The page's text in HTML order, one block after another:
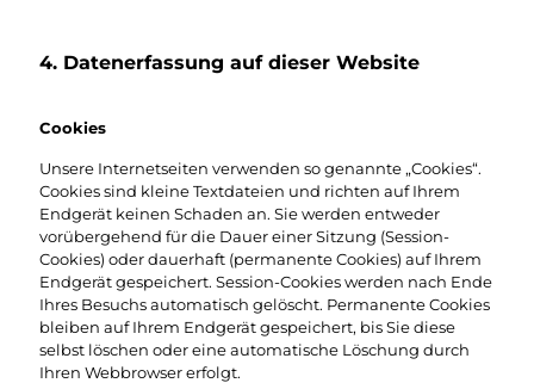
4. Datenerfassung auf dieser Website
Cookies
Unsere Internetseiten verwenden so genannte „Cookies“.
Cookies sind kleine Textdateien und richten auf Ihrem
Endgerät keinen Schaden an. Sie werden entweder
vorübergehend für die Dauer einer Sitzung (Session-
Cookies) oder dauerhaft (permanente Cookies) auf Ihrem
Endgerät gespeichert. Session-Cookies werden nach Ende
Ihres Besuchs automatisch gelöscht. Permanente Cookies
bleiben auf Ihrem Endgerät gespeichert, bis Sie diese
selbst löschen oder eine automatische Löschung durch
Ihren Webbrowser erfolgt.